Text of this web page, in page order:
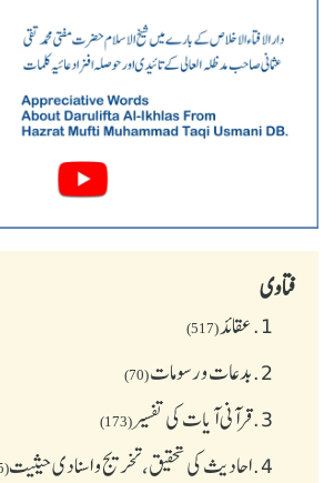
فتاوی
1. عقائد(517)
2. بدعات و رسومات(70)
3. قرآنی آیات کی تفسیر(173)
4. احادیث کی تحقیق، تخریج و اسنادی حیثیت(645)